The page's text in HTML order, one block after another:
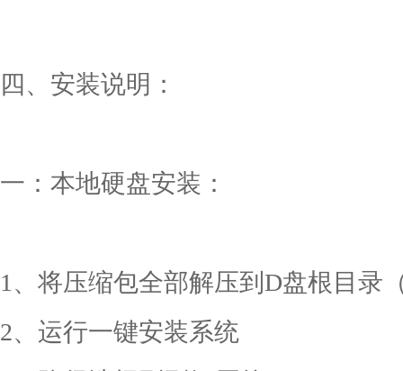
四、安装说明：
一：本地硬盘安装：
1、将压缩包全部解压到D盘根目录
2、运行一键安装系统